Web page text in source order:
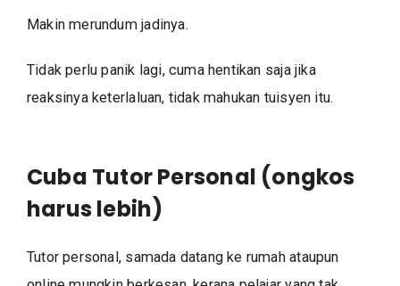
Makin merundum jadinya.
Tidak perlu panik lagi, cuma hentikan saja jika
reaksinya keterlaluan, tidak mahukan tuisyen itu.
Cuba Tutor Personal (ongkos
harus lebih)
Tutor personal, samada datang ke rumah ataupun